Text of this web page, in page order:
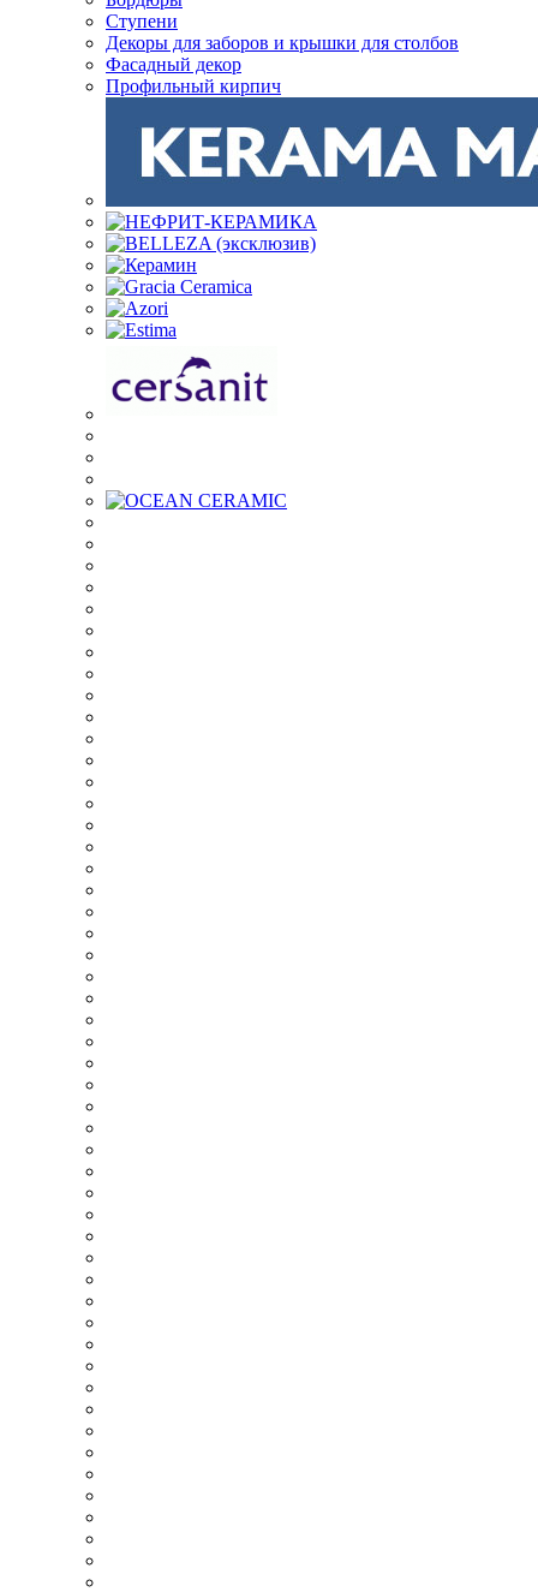
Ступени
Декоры для заборов и крышки для столбов
Фасадный декор
Профильный кирпич